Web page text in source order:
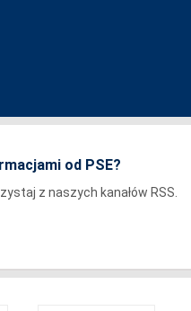
od PSE?
z naszych kanałów RSS.